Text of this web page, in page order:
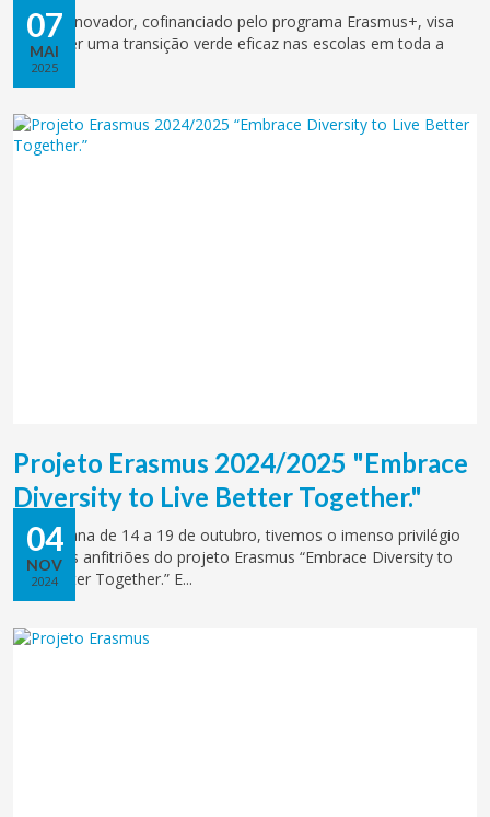
07
MAI
2025
Projeto inovador, cofinanciado pelo programa Erasmus+, visa
promover uma transição verde eficaz nas escolas em toda a
Europa.
04
NOV
2024
Projeto Erasmus 2024/2025 "Embrace
Diversity to Live Better Together."
Na semana de 14 a 19 de outubro, tivemos o imenso privilégio
de ser os anfitriões do projeto Erasmus “Embrace Diversity to
Live Better Together.” E...